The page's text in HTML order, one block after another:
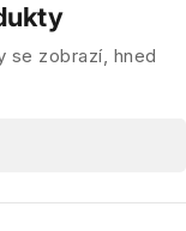
se zobrazí, hned